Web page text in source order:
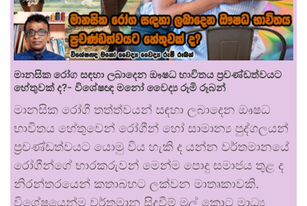
මානසික රෝග සඳහා ලබාදෙන ඖෂධ භාවිතය ප්‍රචණ්ඩත්වයට
හේතුවක් ද?- විශේෂඥ මනෝ වෛද්‍ය රූමි රූබන්
මානසික රෝගී තත්ත්වයන් සඳහා ලබාදෙන ඖෂධ
භාවිතය හේතුවෙන් රෝගීන් හෝ සාමාන්‍ය පුද්ගලයන්
ප්‍රචණ්ඩත්වයට යොමු විය හැකි ද යන්න වර්තමානයේ
රෝගීන්ගේ භාරකරුවන් මෙන්ම පොදු සමාජය තුළ ද
නිරන්තරයෙන් කතාබහට ලක්වන මාතෘකාවකි.
විශේෂයෙන්ම වර්තමාන සිදුවීම් මුල් කොට මාධ්‍ය